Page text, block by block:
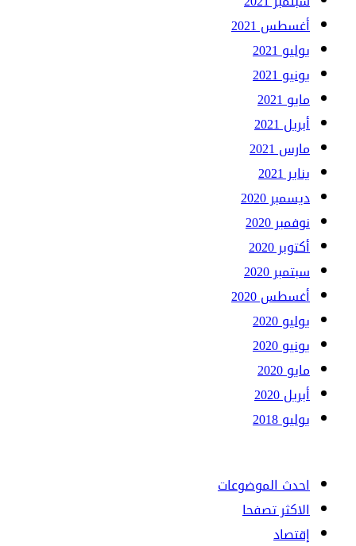
أغسطس 2021
يوليو 2021
يونيو 2021
مايو 2021
أبريل 2021
مارس 2021
يناير 2021
ديسمبر 2020
نوفمبر 2020
أكتوبر 2020
سبتمبر 2020
أغسطس 2020
يوليو 2020
يونيو 2020
مايو 2020
أبريل 2020
يوليو 2018
احدث الموضوعات
الاكثر تصفحا
إقتصاد